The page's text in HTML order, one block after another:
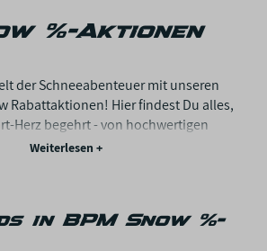
%-Aktionen
der Schneeabenteuer mit unseren
Rabattaktionen! Hier findest Du alles,
Herz begehrt - von hochwertigen
zu erstklassiger Skiausrüstung, und das
in BPM Snow %-